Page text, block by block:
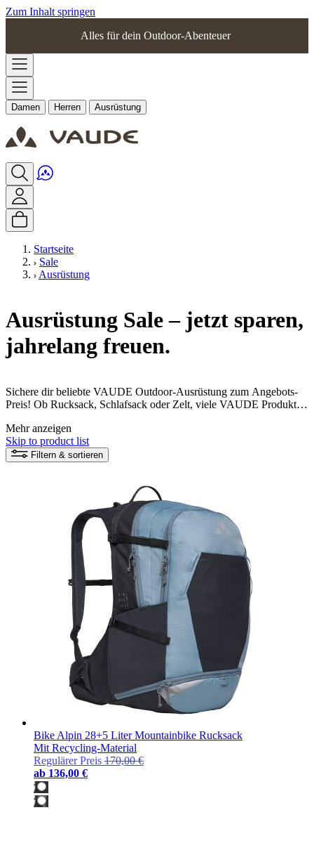
Zum Inhalt springen
Alles für dein Outdoor-Abenteuer
Damen Herren Ausrüstung
Startseite
Sale
Ausrüstung
Ausrüstung Sale – jetzt sparen,
jahrelang freuen.
Sichere dir beliebte VAUDE Outdoor-Ausrüstung zum Angebots-
Preis! Ob Rucksack, Schlafsack oder Zelt, viele VAUDE Produkte
Naturerlebnis beginnen!
Mehr anzeigen
Skip to product list
Filtern & sortieren
Bike Alpin 28+5 Liter Mountainbike Rucksack
Mit Recycling-Material
Regulärer Preis 170,00 €
ab 136,00 €